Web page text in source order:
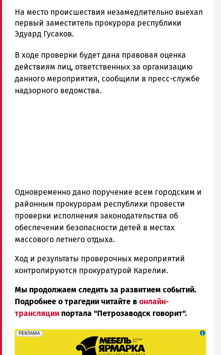
Алексей
Смирнов
Новости
и
Карелии
|
Петрозаводск
На место происшествия незамедлительно выехал
первый заместитель прокурора республики
Эдуард Гусаков.
В ходе проверки будет дана правовая оценка
действиям лиц, ответственных за организацию
данного мероприятия, сообщили в пресс-службе
надзорного ведомства.
Одновременно дано поручение всем городским и
районным прокурорам республики провести
проверки исполнения законодательства об
обеспечении безопасности детей в местах
массового летнего отдыха.
Ход и результаты проверочных мероприятий
контролируются прокуратурой Карелии.
Мы продолжаем следить за развитием событий.
Подробнее о трагедии читайте в онлайн-
трансляции портала "Петрозаводск говорит".
erid: 2SDnjeFymr3
РЕКЛАМА
Реклама